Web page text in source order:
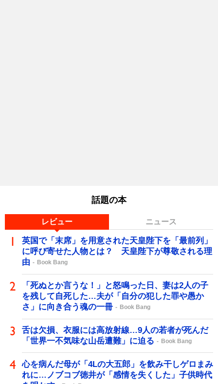
話題の本
レビュー ニュース
英国で「末席」を用意された天皇陛下を「最前列」
に呼び寄せた人物とは？ 天皇陛下が尊敬される理
由
Book Bang
「死ぬとか言うな！」と怒鳴った日、妻は2人の子
を残して自死した…夫が「自分の犯した罪や愚か
さ」に向き合う魂の一冊
Book Bang
舌は欠損、衣服には高放射線…9人の若者が死んだ
「世界一不気味な山岳遭難」に迫る
Book Bang
心を病んだ母が「4Lの大五郎」を飲み干しゲロまみ
れに…ノブコブ徳井が「感情を失くした」子供時代